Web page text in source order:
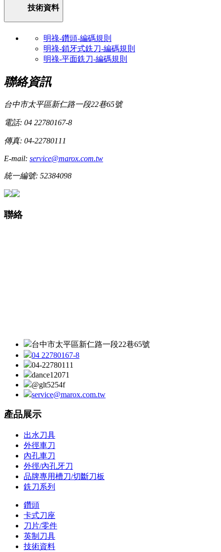
技術資料
明祿-鑽頭-編碼規則
明祿-鎖牙式銑刀-編碼規則
明祿-平面銑刀-編碼規則
聯絡資訊
台中市太平區新仁路一段22巷65號
電話: 04 22780167-8
傳真: 04-22780111
E-mail: service@marox.com.tw
統一編號: 52384098
聯絡
台中市太平區新仁路一段22巷65號
04 22780167-8
04-22780111
dance12071
@glt5254f
service@marox.com.tw
產品展示
出水刀具
外徑車刀
內孔車刀
外徑/內孔牙刀
品牌專用槽刀/切斷刀板
銑刀系列
鑽頭
卡式刀座
刀片/零件
英制刀具
技術資料